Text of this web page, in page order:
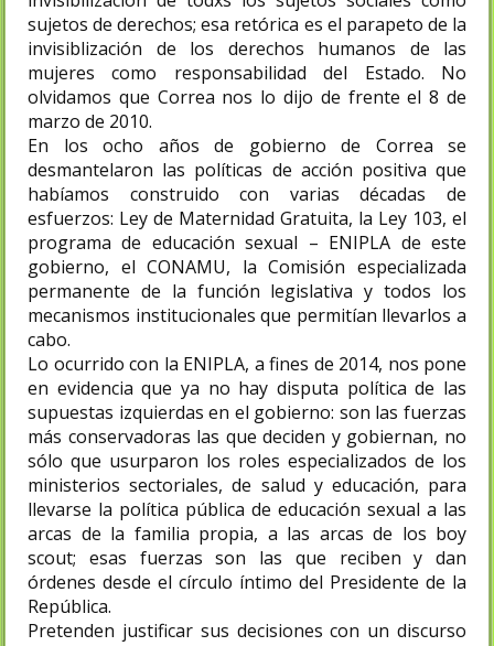
sujetos de derechos; esa retórica es el parapeto de la
invisiblización de los derechos humanos de las
mujeres como responsabilidad del Estado. No
olvidamos que Correa nos lo dijo de frente el 8 de
marzo de 2010.
En los ocho años de gobierno de Correa se
desmantelaron las políticas de acción positiva que
habíamos construido con varias décadas de
esfuerzos: Ley de Maternidad Gratuita, la Ley 103, el
programa de educación sexual – ENIPLA de este
gobierno, el CONAMU, la Comisión especializada
permanente de la función legislativa y todos los
mecanismos institucionales que permitían llevarlos a
cabo.
Lo ocurrido con la ENIPLA, a fines de 2014, nos pone
en evidencia que ya no hay disputa política de las
supuestas izquierdas en el gobierno: son las fuerzas
más conservadoras las que deciden y gobiernan, no
sólo que usurparon los roles especializados de los
ministerios sectoriales, de salud y educación, para
llevarse la política pública de educación sexual a las
arcas de la familia propia, a las arcas de los boy
scout; esas fuerzas son las que reciben y dan
órdenes desde el círculo íntimo del Presidente de la
República.
Pretenden justificar sus decisiones con un discurso